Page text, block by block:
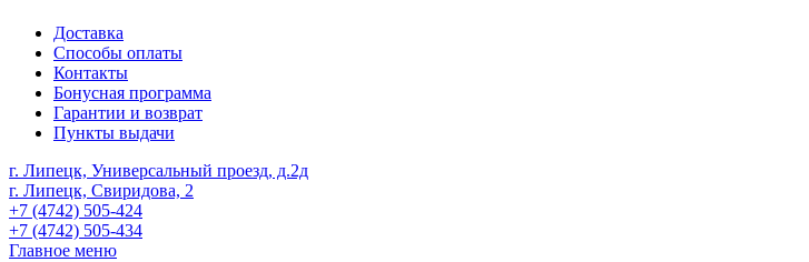
Доставка
Способы оплаты
Контакты
Бонусная программа
Гарантии и возврат
Пункты выдачи
г. Липецк, Универсальный проезд, д.2д
г. Липецк, Свиридова, 2
+7 (4742) 505-424
+7 (4742) 505-434
Главное меню